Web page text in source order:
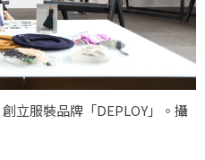
立服裝品牌「DEPLOY」。攝